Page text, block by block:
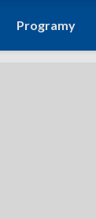
Programy